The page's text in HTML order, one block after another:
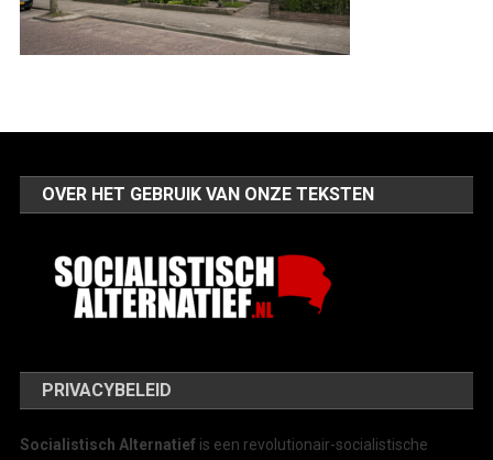
OVER HET GEBRUIK VAN ONZE TEKSTEN
PRIVACYBELEID
Socialistisch Alternatief is een revolutionair-socialistische